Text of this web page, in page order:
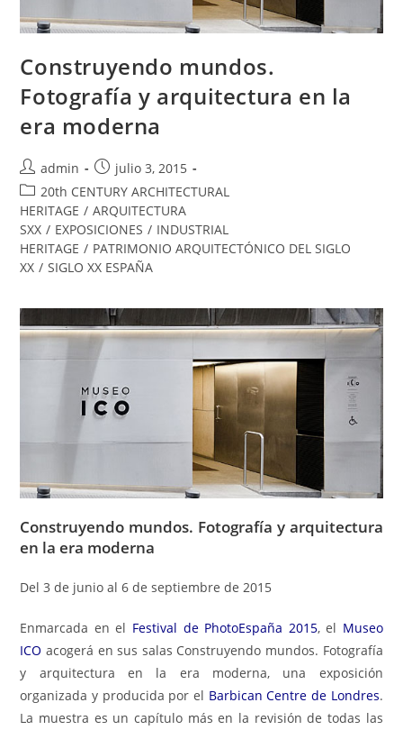
Construyendo mundos.
Fotografía y arquitectura en la
era moderna
admin
julio 3, 2015
20th CENTURY ARCHITECTURAL
HERITAGE / ARQUITECTURA
SXX / EXPOSICIONES / INDUSTRIAL
HERITAGE / PATRIMONIO ARQUITECTÓNICO DEL SIGLO
XX / SIGLO XX ESPAÑA
Construyendo mundos. Fotografía y arquitectura
en la era moderna
Del 3 de junio al 6 de septiembre de 2015
Enmarcada en el Festival de PhotoEspaña 2015, el Museo
ICO acogerá en sus salas Construyendo mundos. Fotografía
y arquitectura en la era moderna, una exposición
organizada y producida por el Barbican Centre de Londres.
La muestra es un capítulo más en la revisión de todas las